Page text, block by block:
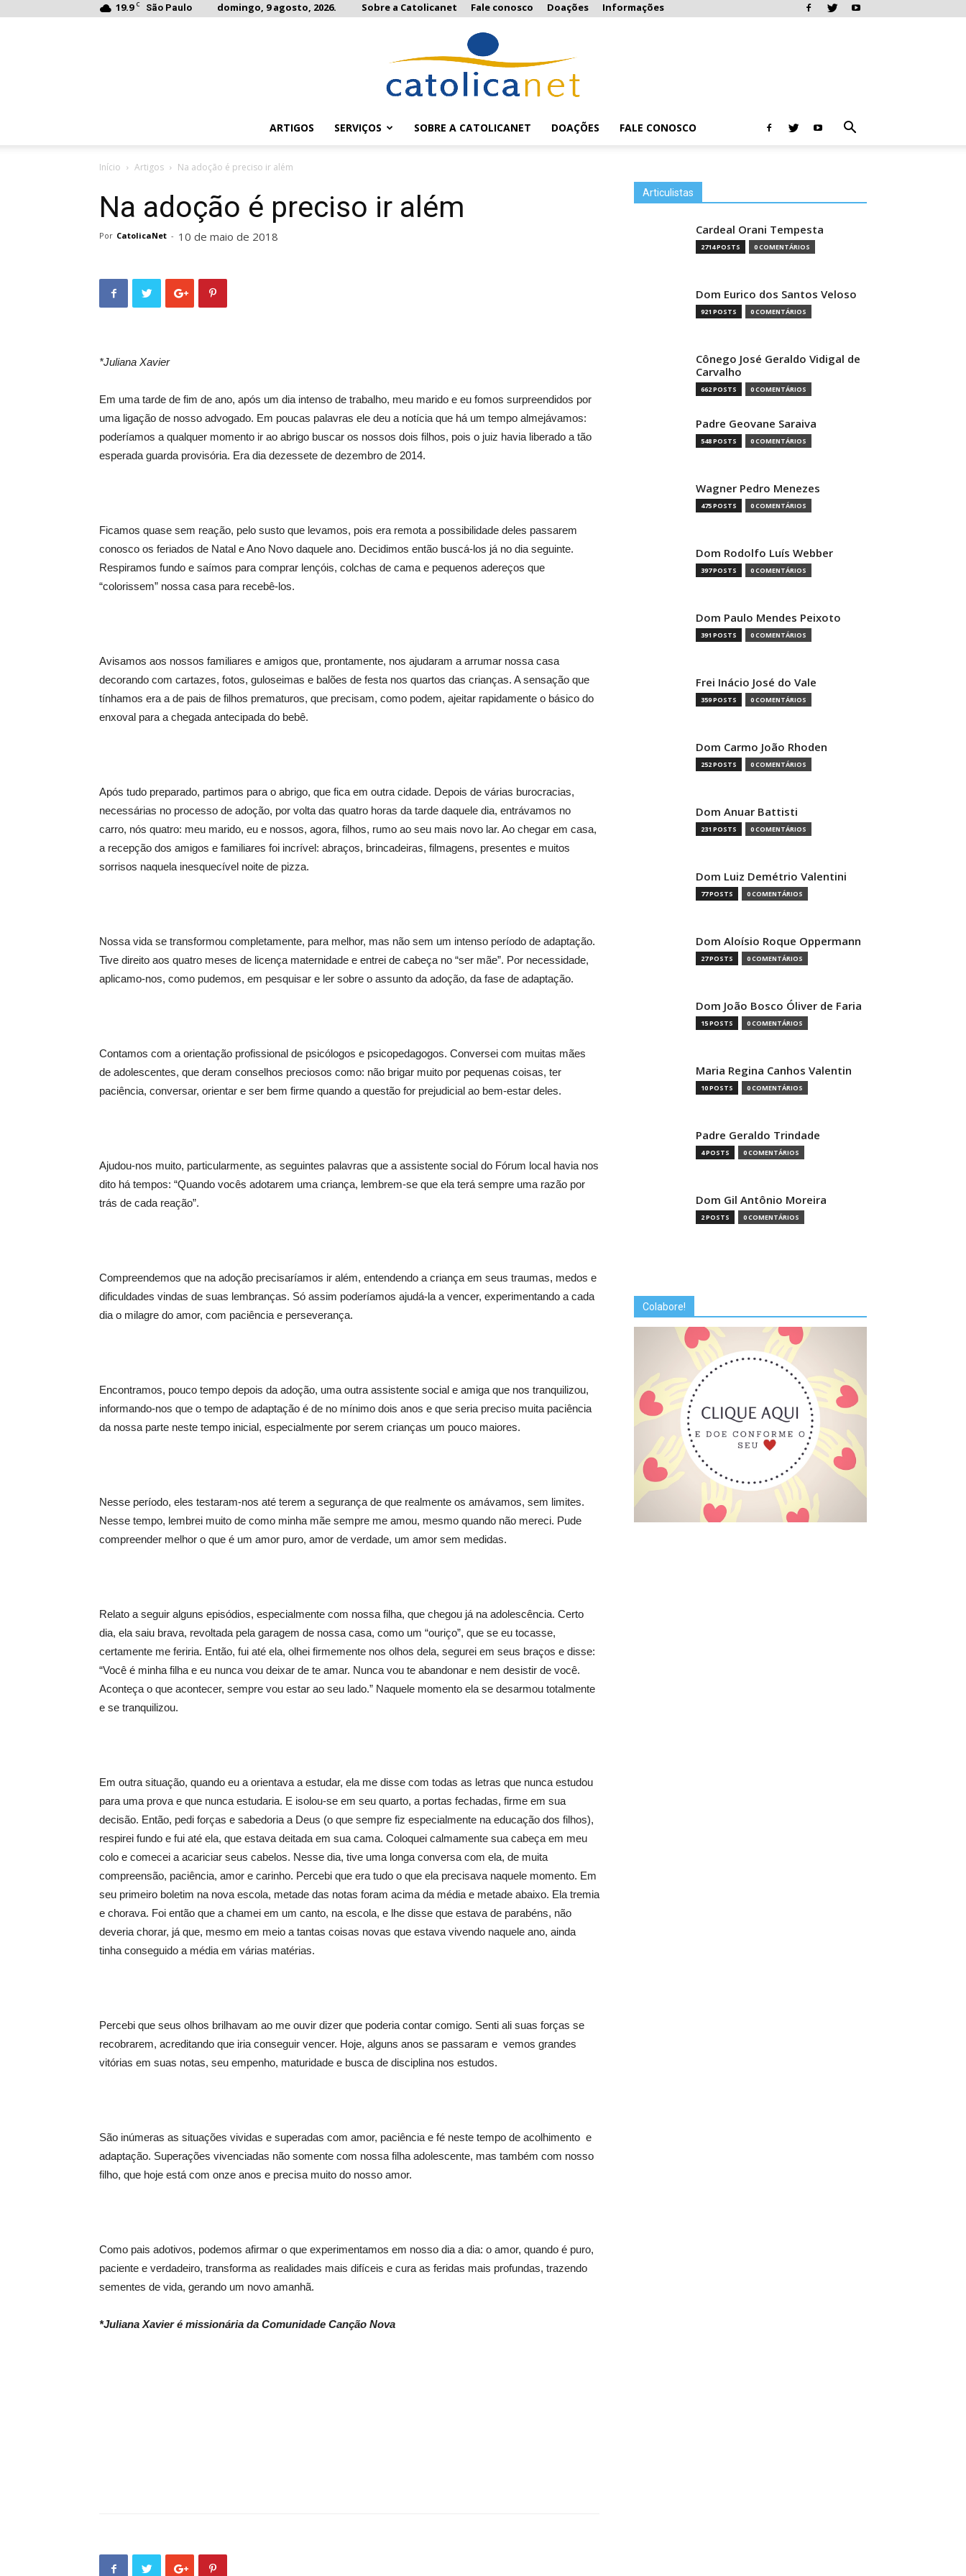
19.9 C São Paulo domingo, 9 agosto, 2026. Sobre a Catolicanet Fale conosco Doações Informações
ARTIGOS SERVIÇOS SOBRE A CATOLICANET DOAÇÕES FALE CONOSCO
Início Artigos Na adoção é preciso ir além
Na adoção é preciso ir além
Por CatolicaNet - 10 de maio de 2018
*Juliana Xavier
Em uma tarde de fim de ano, após um dia intenso de trabalho, meu marido e eu fomos surpreendidos por
uma ligação de nosso advogado. Em poucas palavras ele deu a notícia que há um tempo almejávamos:
poderíamos a qualquer momento ir ao abrigo buscar os nossos dois filhos, pois o juiz havia liberado a tão
esperada guarda provisória. Era dia dezessete de dezembro de 2014.
Ficamos quase sem reação, pelo susto que levamos, pois era remota a possibilidade deles passarem
conosco os feriados de Natal e Ano Novo daquele ano. Decidimos então buscá-los já no dia seguinte.
Respiramos fundo e saímos para comprar lençóis, colchas de cama e pequenos adereços que
“colorissem” nossa casa para recebê-los.
Avisamos aos nossos familiares e amigos que, prontamente, nos ajudaram a arrumar nossa casa
decorando com cartazes, fotos, guloseimas e balões de festa nos quartos das crianças. A sensação que
tínhamos era a de pais de filhos prematuros, que precisam, como podem, ajeitar rapidamente o básico do
enxoval para a chegada antecipada do bebê.
Após tudo preparado, partimos para o abrigo, que fica em outra cidade. Depois de várias burocracias,
necessárias no processo de adoção, por volta das quatro horas da tarde daquele dia, entrávamos no
carro, nós quatro: meu marido, eu e nossos, agora, filhos, rumo ao seu mais novo lar. Ao chegar em casa,
a recepção dos amigos e familiares foi incrível: abraços, brincadeiras, filmagens, presentes e muitos
sorrisos naquela inesquecível noite de pizza.
Nossa vida se transformou completamente, para melhor, mas não sem um intenso período de adaptação.
Tive direito aos quatro meses de licença maternidade e entrei de cabeça no “ser mãe”. Por necessidade,
aplicamo-nos, como pudemos, em pesquisar e ler sobre o assunto da adoção, da fase de adaptação.
Contamos com a orientação profissional de psicólogos e psicopedagogos. Conversei com muitas mães
de adolescentes, que deram conselhos preciosos como: não brigar muito por pequenas coisas, ter
paciência, conversar, orientar e ser bem firme quando a questão for prejudicial ao bem-estar deles.
Ajudou-nos muito, particularmente, as seguintes palavras que a assistente social do Fórum local havia nos
dito há tempos: “Quando vocês adotarem uma criança, lembrem-se que ela terá sempre uma razão por
trás de cada reação”.
Compreendemos que na adoção precisaríamos ir além, entendendo a criança em seus traumas, medos e
dificuldades vindas de suas lembranças. Só assim poderíamos ajudá-la a vencer, experimentando a cada
dia o milagre do amor, com paciência e perseverança.
Encontramos, pouco tempo depois da adoção, uma outra assistente social e amiga que nos tranquilizou,
informando-nos que o tempo de adaptação é de no mínimo dois anos e que seria preciso muita paciência
da nossa parte neste tempo inicial, especialmente por serem crianças um pouco maiores.
Nesse período, eles testaram-nos até terem a segurança de que realmente os amávamos, sem limites.
Nesse tempo, lembrei muito de como minha mãe sempre me amou, mesmo quando não mereci. Pude
compreender melhor o que é um amor puro, amor de verdade, um amor sem medidas.
Relato a seguir alguns episódios, especialmente com nossa filha, que chegou já na adolescência. Certo
dia, ela saiu brava, revoltada pela garagem de nossa casa, como um “ouriço”, que se eu tocasse,
certamente me feriria. Então, fui até ela, olhei firmemente nos olhos dela, segurei em seus braços e disse:
“Você é minha filha e eu nunca vou deixar de te amar. Nunca vou te abandonar e nem desistir de você.
Aconteça o que acontecer, sempre vou estar ao seu lado.” Naquele momento ela se desarmou totalmente
e se tranquilizou.
Em outra situação, quando eu a orientava a estudar, ela me disse com todas as letras que nunca estudou
para uma prova e que nunca estudaria. E isolou-se em seu quarto, a portas fechadas, firme em sua
decisão. Então, pedi forças e sabedoria a Deus (o que sempre fiz especialmente na educação dos filhos),
respirei fundo e fui até ela, que estava deitada em sua cama. Coloquei calmamente sua cabeça em meu
colo e comecei a acariciar seus cabelos. Nesse dia, tive uma longa conversa com ela, de muita
compreensão, paciência, amor e carinho. Percebi que era tudo o que ela precisava naquele momento. Em
seu primeiro boletim na nova escola, metade das notas foram acima da média e metade abaixo. Ela tremia
e chorava. Foi então que a chamei em um canto, na escola, e lhe disse que estava de parabéns, não
deveria chorar, já que, mesmo em meio a tantas coisas novas que estava vivendo naquele ano, ainda
tinha conseguido a média em várias matérias.
Percebi que seus olhos brilhavam ao me ouvir dizer que poderia contar comigo. Senti ali suas forças se
recobrarem, acreditando que iria conseguir vencer. Hoje, alguns anos se passaram e vemos grandes
vitórias em suas notas, seu empenho, maturidade e busca de disciplina nos estudos.
São inúmeras as situações vividas e superadas com amor, paciência e fé neste tempo de acolhimento e
adaptação. Superações vivenciadas não somente com nossa filha adolescente, mas também com nosso
filho, que hoje está com onze anos e precisa muito do nosso amor.
Como pais adotivos, podemos afirmar o que experimentamos em nosso dia a dia: o amor, quando é puro,
paciente e verdadeiro, transforma as realidades mais difíceis e cura as feridas mais profundas, trazendo
sementes de vida, gerando um novo amanhã.
*Juliana Xavier é missionária da Comunidade Canção Nova
Articulistas
Cardeal Orani Tempesta
2714 POSTS 0 COMENTÁRIOS
Dom Eurico dos Santos Veloso
921 POSTS 0 COMENTÁRIOS
Cônego José Geraldo Vidigal de
Carvalho
662 POSTS 0 COMENTÁRIOS
Padre Geovane Saraiva
548 POSTS 0 COMENTÁRIOS
Wagner Pedro Menezes
475 POSTS 0 COMENTÁRIOS
Dom Rodolfo Luís Webber
397 POSTS 0 COMENTÁRIOS
Dom Paulo Mendes Peixoto
391 POSTS 0 COMENTÁRIOS
Frei Inácio José do Vale
359 POSTS 0 COMENTÁRIOS
Dom Carmo João Rhoden
252 POSTS 0 COMENTÁRIOS
Dom Anuar Battisti
231 POSTS 0 COMENTÁRIOS
Dom Luiz Demétrio Valentini
77 POSTS 0 COMENTÁRIOS
Dom Aloísio Roque Oppermann
27 POSTS 0 COMENTÁRIOS
Dom João Bosco Óliver de Faria
15 POSTS 0 COMENTÁRIOS
Maria Regina Canhos Valentin
10 POSTS 0 COMENTÁRIOS
Padre Geraldo Trindade
4 POSTS 0 COMENTÁRIOS
Dom Gil Antônio Moreira
2 POSTS 0 COMENTÁRIOS
Colabore!